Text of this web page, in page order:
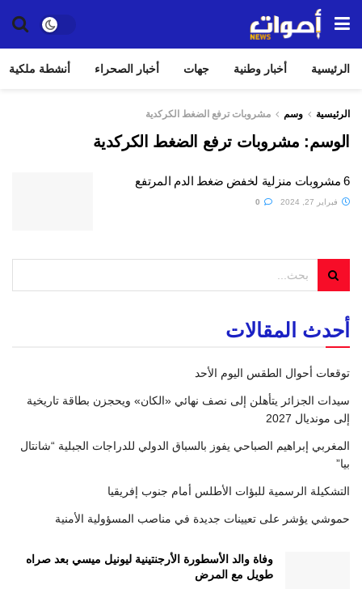
الرئيسية أخبار وطنية جهات أخبار الصحراء أنشطة ملكية
الرئيسية وسم مشروبات ترفع الضغط الكركدية
الوسم: مشروبات ترفع الضغط الكركدية
6 مشروبات منزلية لخفض ضغط الدم المرتفع
فبراير 27, 2024
أحدث المقالات
توقعات أحوال الطقس اليوم الأحد
سيدات الجزائر يتأهلن إلى نصف نهائي «الكان» ويحجزن بطاقة تاريخية
إلى مونديال 2027
المغربي إبراهيم الصباحي يفوز بالسباق الدولي للدراجات الجبلية “شانتال
بيا”
التشكيلة الرسمية للبؤات الأطلس أمام جنوب إفريقيا
حموشي يؤشر على تعيينات جديدة في مناصب المسؤولية الأمنية
وفاة والد الأسطورة الأرجنتينية ليونيل ميسي بعد صراه
طويل مع المرض